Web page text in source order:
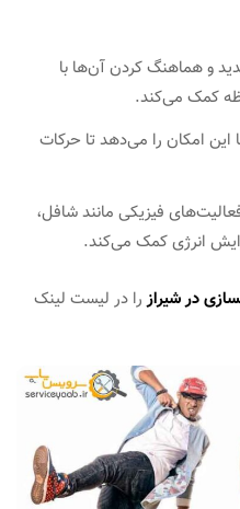
و هماهنگ کردن آن‌ها با
کمک می‌کند.
امکان را می‌دهد تا حرکات
فیزیکی مانند شافل،
انرژی کمک می‌کند.
در شیرازرا در لیست لینک